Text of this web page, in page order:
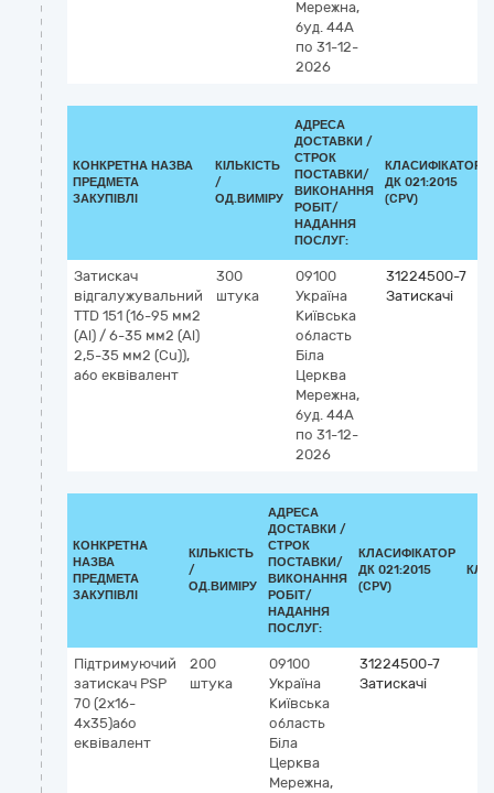
Мережна,
буд. 44А
по 31-12-
2026
КОНКРЕТНА НАЗВА
ПРЕДМЕТА
ЗАКУПІВЛІ
КІЛЬКІСТЬ
/
ОД.ВИМІРУ
АДРЕСА
ДОСТАВКИ /
СТРОК
ПОСТАВКИ/
ВИКОНАННЯ
РОБІТ/
НАДАННЯ
ПОСЛУГ:
КЛАСИФІКАТОР
ДК 021:2015
(CPV)
Затискач
відгалужувальний
TTD 151 (16-95 мм2
(Al) / 6-35 мм2 (Al)
2,5-35 мм2 (Cu)),
або еквівалент
300
штука
09100
Україна
Київська
область
Біла
Церква
Мережна,
буд. 44А
по 31-12-
2026
31224500-7
Затискачі
КОНКРЕТНА
НАЗВА
ПРЕДМЕТА
ЗАКУПІВЛІ
КІЛЬКІСТЬ
/
ОД.ВИМІРУ
АДРЕСА
ДОСТАВКИ /
СТРОК
ПОСТАВКИ/
ВИКОНАННЯ
РОБІТ/
НАДАННЯ
ПОСЛУГ:
КЛАСИФІКАТОР
ДК 021:2015
(CPV)
Підтримуючий
затискач PSP
70 (2x16-
4x35)або
еквівалент
200
штука
09100
Україна
Київська
область
Біла
Церква
Мережна,
31224500-7
Затискачі